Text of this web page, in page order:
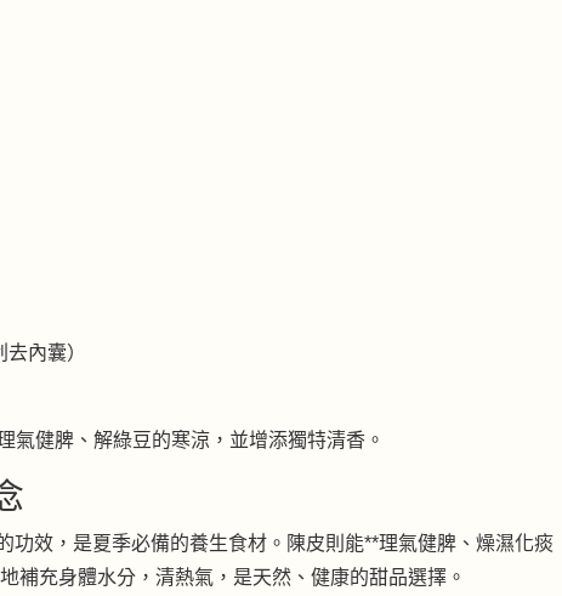
內囊）
氣健脾、解綠豆的寒涼，並增添獨特清香。
功效，是夏季必備的養生食材。陳皮則能**理氣健脾、燥濕化痰
補充身體水分，清熱氣，是天然、健康的甜品選擇。